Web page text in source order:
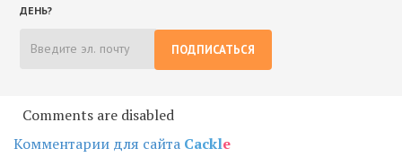
ДЕНЬ?
ПОДПИСАТЬСЯ
Comments are disabled
Комментарии для сайта Cackle